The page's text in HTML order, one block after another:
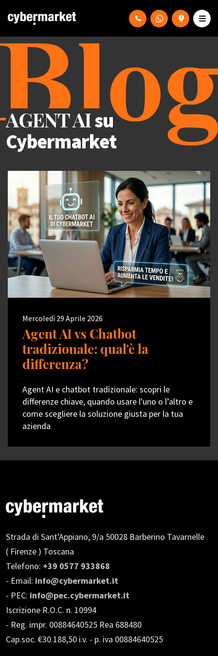
AGENT AIsu
Cybermarket
Mercoledì 29 Aprile 2026
Agent AI vs Chatbot
tradizionale: qual'è la
differenza?
Agent AI e chatbot tradizionale: scopri le
differenze chiave, quando usare l'uno o l’altro e
come scegliere la soluzione giusta per la tua
azienda
Strada di Sant'Appiano, 9/a 50028 Barberino Tavarnelle
( Firenze ) Toscana
Telefono: +39 0577 933868
- Email: info@cybermarket.it
- PEC: info@pec.cybermarket.it
Iscrizione R.O.C. n. 10994
- Reg. impr. 00884640525 Rea 688480
Cap.soc. €30.188,50 i.v. - p. iva 00884640525